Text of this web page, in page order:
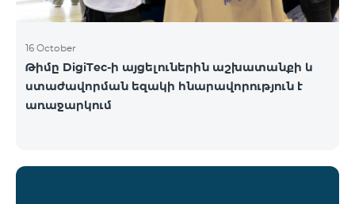
16 October
Թիմը DigiTec-ի այցելուներին աշխատանքի և
ստաժավորման եզակի հնարավորություն է
առաջարկում